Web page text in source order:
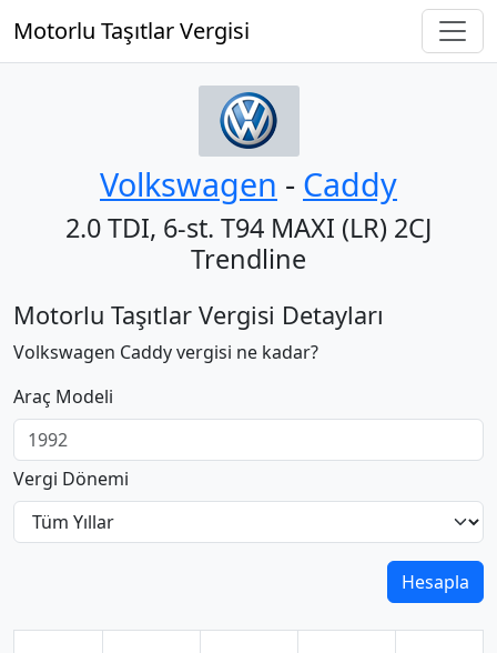
Motorlu Taşıtlar Vergisi
Volkswagen ‐ Caddy
2.0 TDI, 6-st. T94 MAXI (LR) 2CJ
Trendline
Motorlu Taşıtlar Vergisi Detayları
Volkswagen Caddy vergisi ne kadar?
Araç Modeli
Vergi Dönemi
Hesapla